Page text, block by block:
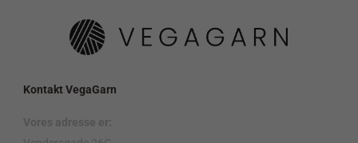
Kontakt VegaGarn
Vores adresse er: